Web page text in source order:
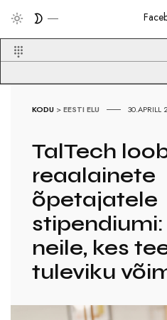
KODU >EESTI ELU 30.APRILL
TalTech
reaalainete
õpetajatele
neile, kes
tuleviku